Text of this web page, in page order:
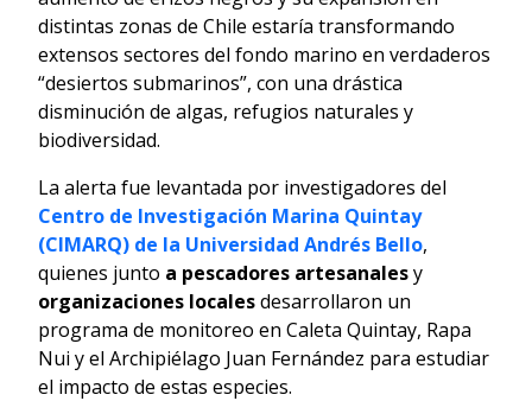
distintas zonas de Chile estaría transformando
extensos sectores del fondo marino en verdaderos
“desiertos submarinos”, con una drástica
disminución de algas, refugios naturales y
biodiversidad.
La alerta fue levantada por investigadores del
Centro de Investigación Marina Quintay
(CIMARQ) de la Universidad Andrés Bello,
quienes junto a pescadores artesanalesy
organizaciones localesdesarrollaron un
programa de monitoreo en Caleta Quintay, Rapa
Nui y el Archipiélago Juan Fernández para estudiar
el impacto de estas especies.